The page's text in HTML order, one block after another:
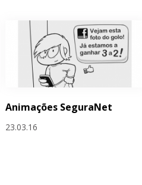
Animações SeguraNet
23.03.16